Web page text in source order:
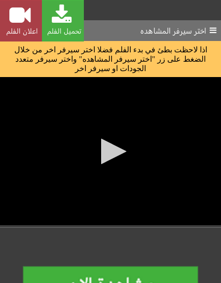
تحميل الفلم اعلان الفلم اختر سيرفر المشاهده
اذا لاحظت بطئ في بدء الفلم فضلا اختر سيرفر اخر من خلال
الضغط على زر "اختر سيرفر المشاهده" واختر سيرفر متعدد
الجودات او سيرفر اخر